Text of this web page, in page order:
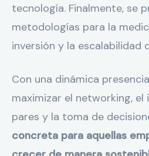
tecnología. Finalmente, se
metodologías para la
inversión y la escalabilidad
Con una dinámica
maximizar el networking,
pares y la toma de
concreta para aquellas